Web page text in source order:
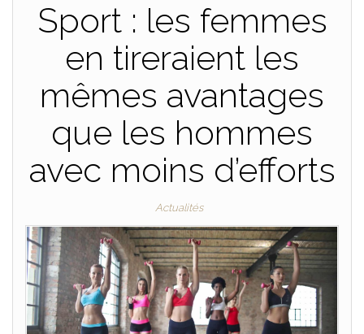
Sport : les femmes
en tireraient les
mêmes avantages
que les hommes
avec moins d’efforts
Actualités